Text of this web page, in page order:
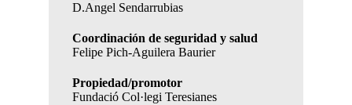
D.Angel Sendarrubias
Coordinación de seguridad y salud
Felipe Pich-Aguilera Baurier
Propiedad/promotor
Fundació Col·legi Teresianes